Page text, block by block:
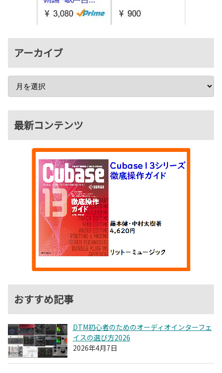
アーカイブ
最新コンテンツ
おすすめ記事
DTM初心者のためのオーディオインターフェ
イスの選び方2026
2026年4月7日